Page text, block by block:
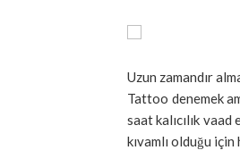
Uzun zamandır
Tattoo denemek
saat kalıcılık
kıvamlı olduğu için